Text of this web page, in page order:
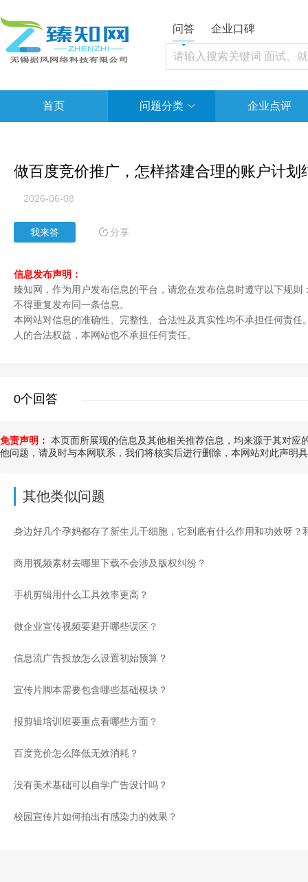
问答 企业口碑
首页 问题分类 企业点评
做百度竞价推广，怎样搭建合理的账户计划
2026-06-08
我来答 分享
信息发布声明：
臻知网，作为用户发布信息的平台，请您在发布信息时遵守以下规
不得重复发布同一条信息。
本网站对信息的准确性、完整性、合法性及真实性均不承担任何责任
人的合法权益，本网站也不承担任何责任。
0个回答
免责声明： 本页面所展现的信息及其他相关推荐信息，均来源于其对
他问题，请及时与本网联系，我们将核实后进行删除，本网站对此声明
其他类似问题
商用视频素材去哪里下载不会涉及版权纠纷？
手机剪辑用什么工具效率更高？
做企业宣传视频要避开哪些误区？
信息流广告投放怎么设置初始预算？
宣传片脚本需要包含哪些基础模块？
报剪辑培训班要重点看哪些方面？
百度竞价怎么降低无效消耗？
没有美术基础可以自学广告设计吗？
校园宣传片如何拍出有感染力的效果？